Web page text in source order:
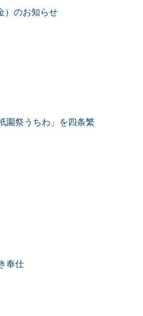
）のお知らせ
園祭うちわ」を四条繁
奉仕